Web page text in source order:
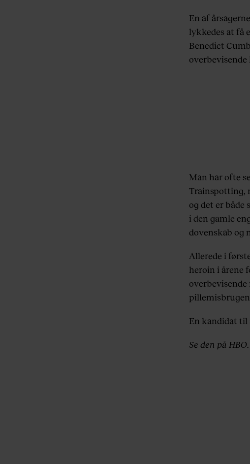
En af
lykkedes at få
Benedict
Man har ofte
Trainspotting,
og det er både
i den gamle
dovenskab og
Allerede i
heroin i årene
En kandidat til
Se den på HBO.